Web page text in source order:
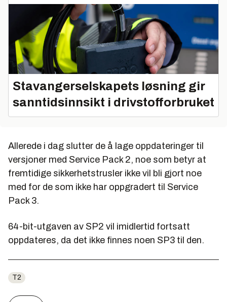
Stavangerselskapets løsning gir
sanntidsinnsikt i drivstofforbruket
Allerede i dag slutter de å lage oppdateringer til
versjoner med Service Pack 2, noe som betyr at
fremtidige sikkerhetstrusler ikke vil bli gjort noe
med for de som ikke har oppgradert til Service
Pack 3.
64-bit-utgaven av SP2 vil imidlertid fortsatt
oppdateres, da det ikke finnes noen SP3 til den.
T2